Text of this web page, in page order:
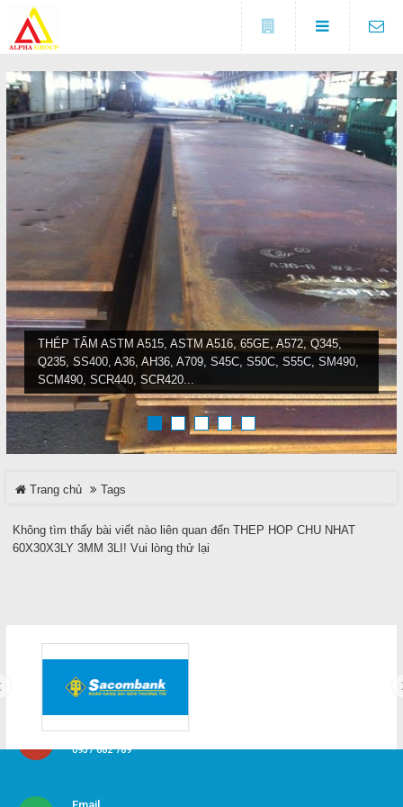
THÉP TẤM ASTM A515, ASTM A516, 65GE, A572, Q345,
Q235, SS400, A36, AH36, A709, S45C, S50C, S55C, SM490,
SCM490, SCR440, SCR420...
Trang chủ Tags
Không tìm thấy bài viết nào liên quan đến THEP HOP CHU NHAT
60X30X3LY 3MM 3LI! Vui lòng thử lại
0907315999
DANH MỤC
Sản phẩm
Liên hệ
Đóng
TRÊN MẠNG XÃ HỘI
Facebook
Google
LIÊN HỆ
HotLine
0937 682 789
LIÊN HỆ
Địa chỉ
Số 5A, KCX Linh Trung 1, P
Linh Trung, TP. Thủ Đức, TP.
HCM
0937682789
(0274) 3729 333
COPYRIGHT 2016. ALL RIGHTS RESERVED